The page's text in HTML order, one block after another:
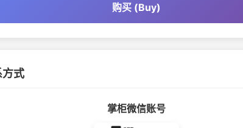
购买 (Buy)
式
掌柜微信账号